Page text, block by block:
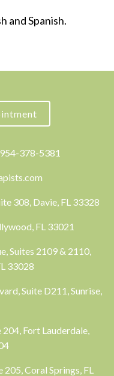
and Spanish.
954-378-5381
308, Davie, FL 33328
FL 33021
Suites 2109 & 2110,
33028
Suite D211, Sunrise,
Fort Lauderdale,
Coral Springs, FL